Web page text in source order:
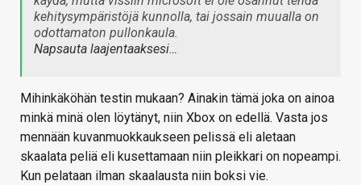
kehitysympäristöjä kunnolla, tai jossain muualla on
odottamaton pullonkaula.
Napsauta laajentaaksesi…
Mihinkäköhän testin mukaan? Ainakin tämä joka on ainoa
minkä minä olen löytänyt, niin Xbox on edellä. Vasta jos
mennään kuvanmuokkaukseen pelissä eli aletaan
skaalata peliä eli kusettamaan niin pleikkari on nopeampi.
Kun pelataan ilman skaalausta niin boksi vie.